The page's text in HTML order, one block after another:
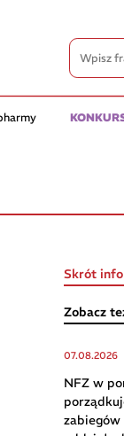
Skrót
Zobacz
07.08.2026
NFZ w